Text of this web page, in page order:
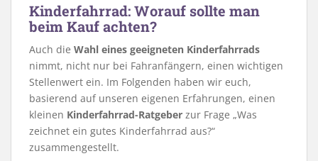
Kinderfahrrad: Worauf sollte man
beim Kauf achten?
Auch die Wahl eines geeigneten Kinderfahrrads
nimmt, nicht nur bei Fahranfängern, einen wichtigen
Stellenwert ein. Im Folgenden haben wir euch,
basierend auf unseren eigenen Erfahrungen, einen
kleinen Kinderfahrrad-Ratgeber zur Frage „Was
zeichnet ein gutes Kinderfahrrad aus?“
zusammengestellt.